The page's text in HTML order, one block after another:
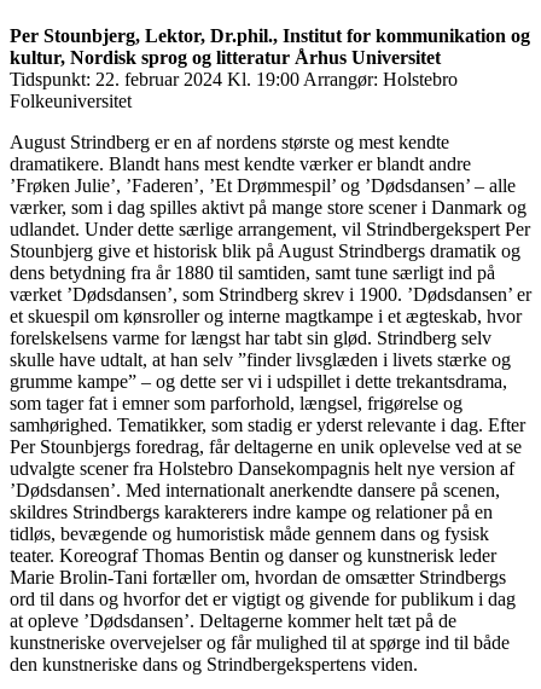
Per Stounbjerg, Lektor, Dr.phil., Institut for kommunikation og
kultur, Nordisk sprog og litteratur Århus Universitet
Tidspunkt: 22. februar 2024 Kl. 19:00 Arrangør: Holstebro
Folkeuniversitet
August Strindberg er en af nordens største og mest kendte
dramatikere. Blandt hans mest kendte værker er blandt andre
’Frøken Julie’, ’Faderen’, ’Et Drømmespil’ og ’Dødsdansen’ – alle
værker, som i dag spilles aktivt på mange store scener i Danmark og
udlandet. Under dette særlige arrangement, vil Strindbergekspert Per
Stounbjerg give et historisk blik på August Strindbergs dramatik og
dens betydning fra år 1880 til samtiden, samt tune særligt ind på
værket ’Dødsdansen’, som Strindberg skrev i 1900. ’Dødsdansen’ er
et skuespil om kønsroller og interne magtkampe i et ægteskab, hvor
forelskelsens varme for længst har tabt sin glød. Strindberg selv
skulle have udtalt, at han selv ”finder livsglæden i livets stærke og
grumme kampe” – og dette ser vi i udspillet i dette trekantsdrama,
som tager fat i emner som parforhold, længsel, frigørelse og
samhørighed. Tematikker, som stadig er yderst relevante i dag. Efter
Per Stounbjergs foredrag, får deltagerne en unik oplevelse ved at se
udvalgte scener fra Holstebro Dansekompagnis helt nye version af
’Dødsdansen’. Med internationalt anerkendte dansere på scenen,
skildres Strindbergs karakterers indre kampe og relationer på en
tidløs, bevægende og humoristisk måde gennem dans og fysisk
teater. Koreograf Thomas Bentin og danser og kunstnerisk leder
Marie Brolin-Tani fortæller om, hvordan de omsætter Strindbergs
ord til dans og hvorfor det er vigtigt og givende for publikum i dag
at opleve ’Dødsdansen’. Deltagerne kommer helt tæt på de
kunstneriske overvejelser og får mulighed til at spørge ind til både
den kunstneriske dans og Strindbergekspertens viden.